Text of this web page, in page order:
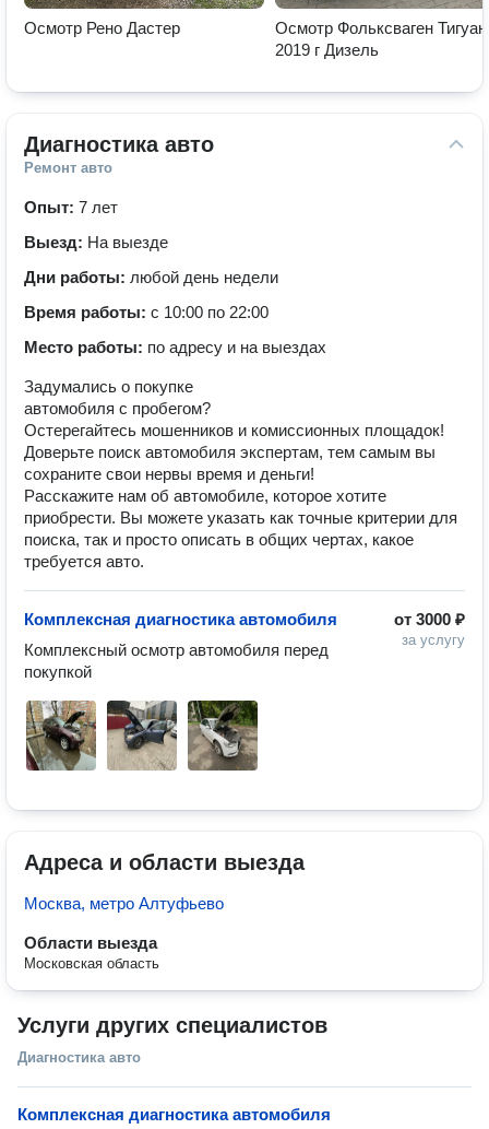
Осмотр Рено Дастер
Осмотр Фольксваген Тигуан
2019 г Дизель
Диагностика авто
Ремонт авто
Опыт: 7 лет
Выезд: На выезде
Дни работы: любой день недели
Время работы: с 10:00 по 22:00
Место работы: по адресу и на выездах
Задумались о покупке
автомобиля с пробегом?
Остерегайтесь мошенников и комиссионных площадок!
Доверьте поиск автомобиля экспертам, тем самым вы
сохраните свои нервы время и деньги!
Расскажите нам об автомобиле, которое хотите
приобрести. Вы можете указать как точные критерии для
поиска, так и просто описать в общих чертах, какое
требуется авто.
от 3000 ₽
за услугу
Комплексная диагностика автомобиля
Комплексный осмотр автомобиля перед
покупкой
Адреса и области выезда
Москва, метро Алтуфьево
Области выезда
Московская область
Услуги других специалистов
Диагностика авто
Комплексная диагностика автомобиля